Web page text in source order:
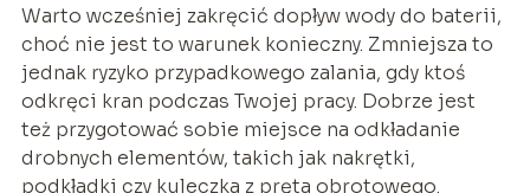
Warto wcześniej zakręcić dopływ wody do baterii,
choć nie jest to warunek konieczny. Zmniejsza to
jednak ryzyko przypadkowego zalania, gdy ktoś
odkręci kran podczas Twojej pracy. Dobrze jest
też przygotować sobie miejsce na odkładanie
drobnych elementów, takich jak nakrętki,
podkładki czy kuleczka z pręta obrotowego.